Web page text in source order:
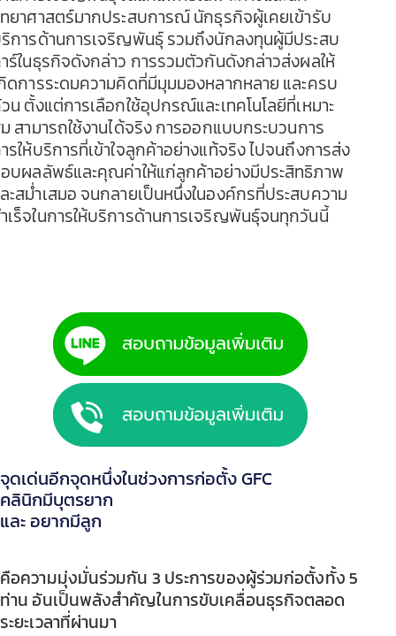
ยาศาสตร์มากประสบการณ์ นักธุรกิจผู้เคยเข้ารับ
การด้านการเจริญพันธุ์ รวมถึงนักลงทุนผู้มีประสบ
ร์ในธุรกิจดังกล่าว การรวมตัวกันดังกล่าวส่งผลให้
ดการระดมความคิดที่มีมุมมองหลากหลาย และครบ
น ตั้งแต่การเลือกใช้อุปกรณ์และเทคโนโลยีที่เหมาะ
สามารถใช้งานได้จริง การออกแบบกระบวนการ
รให้บริการที่เข้าใจลูกค้าอย่างแท้จริง ไปจนถึงการส่ง
บผลลัพธ์และคุณค่าให้แก่ลูกค้าอย่างมีประสิทธิภาพ
ะสม่ำเสมอ จนกลายเป็นหนึ่งในองค์กรที่ประสบความ
เร็จในการให้บริการด้านการเจริญพันธุ์จนทุกวันนี้
จุดเด่นอีกจุดหนึ่งในช่วงการก่อตั้ง GFC
คลินิกมีบุตรยาก
และ อยากมีลูก
คือความมุ่งมั่นร่วมกัน 3 ประการของผู้ร่วมก่อตั้งทั้ง 5
ท่าน อันเป็นพลังสำคัญในการขับเคลื่อนธุรกิจตลอด
ระยะเวลาที่ผ่านมา